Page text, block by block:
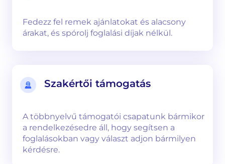
Fedezz fel remek ajánlatokat és alacsony
árakat, és spórolj foglalási díjak nélkül.
Szakértői támogatás
A többnyelvű támogatói csapatunk bármikor
a rendelkezésedre áll, hogy segítsen a
foglalásokban vagy választ adjon bármilyen
kérdésre.